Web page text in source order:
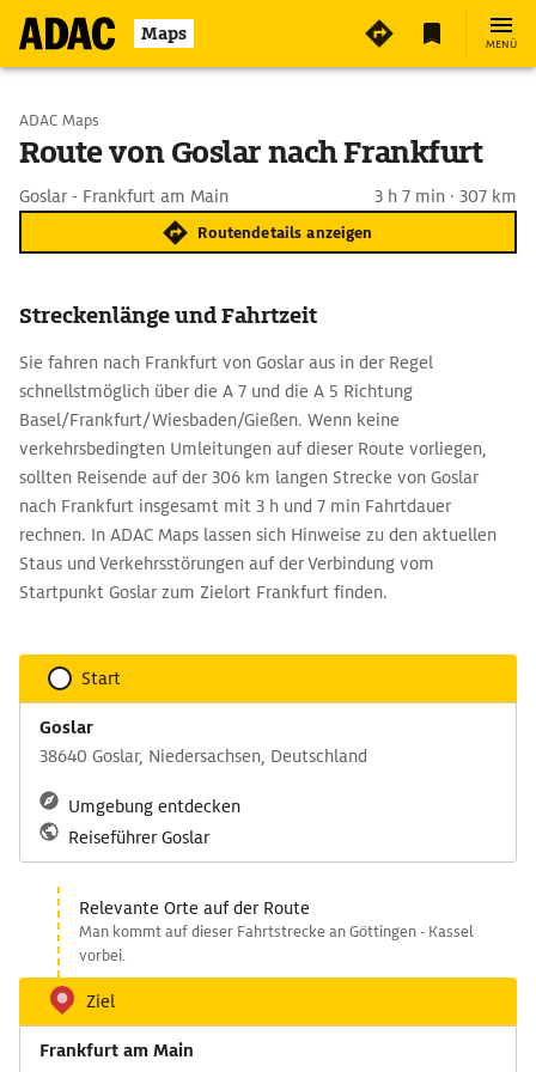
Maps MENÜ
Start wählen
ADAC Maps
Route von Goslar nach Frankfurt
Goslar - Frankfurt am Main 3 h 7 min · 307 km
Routendetails anzeigen
Streckenlänge und Fahrtzeit
Sie fahren nach Frankfurt von Goslar aus in der Regel
schnellstmöglich über die A 7 und die A 5 Richtung
Basel/Frankfurt/Wiesbaden/Gießen. Wenn keine
verkehrsbedingten Umleitungen auf dieser Route vorliegen,
sollten Reisende auf der 306 km langen Strecke von Goslar
nach Frankfurt insgesamt mit 3 h und 7 min Fahrtdauer
rechnen. In ADAC Maps lassen sich Hinweise zu den aktuellen
Staus und Verkehrsstörungen auf der Verbindung vom
Startpunkt Goslar zum Zielort Frankfurt finden.
Start
Goslar
38640 Goslar, Niedersachsen, Deutschland
Umgebung entdecken
Reiseführer Goslar
Relevante Orte auf der Route
Man kommt auf dieser Fahrtstrecke an Göttingen - Kassel
vorbei.
Ziel
Frankfurt am Main